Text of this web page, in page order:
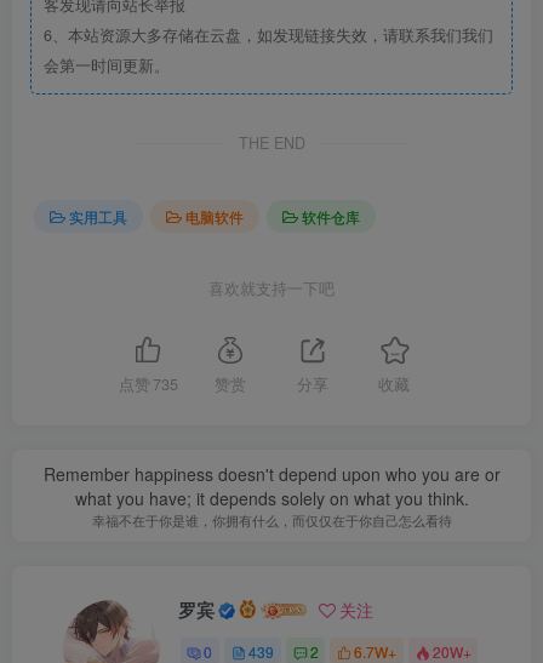
客发现请向站长举报
6、本站资源大多存储在云盘，如发现链接失效，请联系我们我们
会第一时间更新。
THE END
实用工具 电脑软件 软件仓库
喜欢就支持一下吧
点赞 735 赞赏 分享 收藏
Remember happiness doesn't depend upon who you are or
what you have; it depends solely on what you think.
幸福不在于你是谁，你拥有什么，而仅仅在于你自己怎么看待
罗宾 关注
0 439 2 6.7W+ 20W+